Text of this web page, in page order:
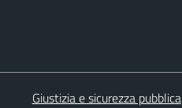
Giustizia e sicurezza pubblica